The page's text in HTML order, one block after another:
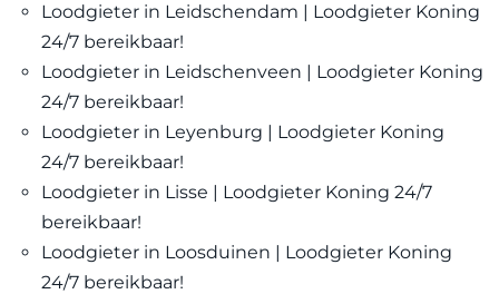
Loodgieter in Leidschendam | Loodgieter Koning
24/7 bereikbaar!
Loodgieter in Leidschenveen | Loodgieter Koning
24/7 bereikbaar!
Loodgieter in Leyenburg | Loodgieter Koning
24/7 bereikbaar!
Loodgieter in Lisse | Loodgieter Koning 24/7
bereikbaar!
Loodgieter in Loosduinen | Loodgieter Koning
24/7 bereikbaar!